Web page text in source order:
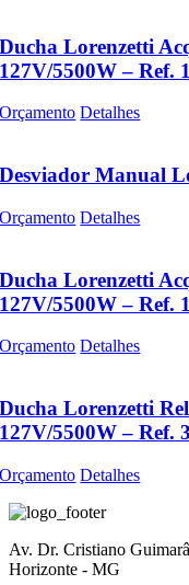
Ducha Lorenzetti
127V/5500W – Ref.
Orçamento Detalhes
Desviador Manual
Orçamento Detalhes
Ducha Lorenzetti
127V/5500W – Ref.
Orçamento Detalhes
Ducha Lorenzetti
127V/5500W – Ref.
Orçamento Detalhes
Av. Dr. Cristiano
Horizonte - MG